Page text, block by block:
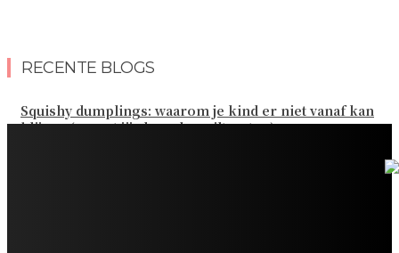
RECENTE BLOGS
Squishy dumplings: waarom je kind er niet vanaf kan
blijven (en wat jij als ouder wilt weten)